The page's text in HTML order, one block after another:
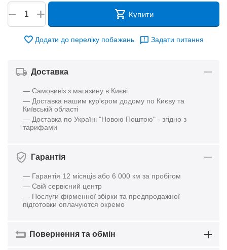
+
− Купити
Додати до переліку побажань Задати питання
Доставка
— Самовивіз з магазину в Києві
— Доставка нашим кур'єром додому по Києву та
Київській області
— Доставка по Україні "Новою Поштою" - згідно з
тарифами
Гарантія
— Гарантія 12 місяців або 6 000 км за пробігом
— Свій сервісний центр
— Послуги фірменної збірки та предпродажної
підготовки оплачуются окремо
Повернення та обмін